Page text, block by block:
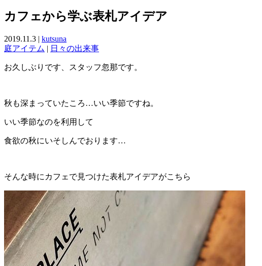
カフェから学ぶ表札アイデア
2019.11.3 | kutsuna
庭アイテム | 日々の出来事
お久しぶりです、スタッフ忽那です。
秋も深まっていたころ…いい季節ですね。
いい季節なのを利用して
食欲の秋にいそしんでおります…
そんな時にカフェで見つけた表札アイデアがこちら